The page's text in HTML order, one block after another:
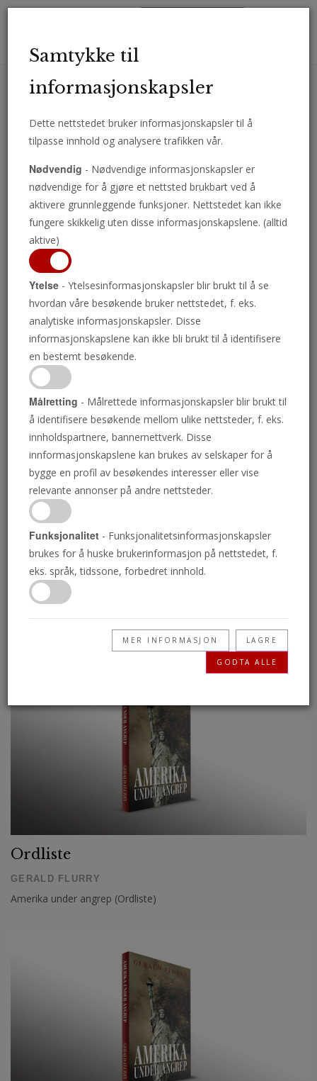
Motta viktige analyser, kommentarer og nyheter direkte på e-post.
ABONNER
Johannes Evangelium Guds kjærlighet
Johannes ble kalt han som Jesus elsket. Da Kristus var på Jorda,
tilbrakte Han sannsynligvis mer tid sammen med Johannes enn
noen av de andre apostlene-inkludert Peter. Johannes’
evangelium drøfter mange grunnleggende og dype emner som
studere dette mektige budskapet. Hvis du gjør det, vil det være
en stor hjelp til å bygge Guds glede i livet ditt.
Nyere oversettelser
Amerika under angrep (Ordliste)
Samtykke til
informasjonskapsler
Dette nettstedet bruker informasjonskapsler til å
tilpasse innhold og analysere trafikken vår.
Nødvendig - Nødvendige informasjonskapsler er
nødvendige for å gjøre et nettsted brukbart ved å
aktivere grunnleggende funksjoner. Nettstedet kan ikke
fungere skikkelig uten disse informasjonskapslene. (alltid
aktive)
Ytelse - Ytelsesinformasjonskapsler blir brukt til å se
hvordan våre besøkende bruker nettstedet, f. eks.
analytiske informasjonskapsler. Disse
informasjonskapslene kan ikke bli brukt til å identifisere
en bestemt besøkende.
Målretting - Målrettede informasjonskapsler blir brukt til
å identifisere besøkende mellom ulike nettsteder, f. eks.
innholdspartnere, bannernettverk. Disse
innformasjonskapslene kan brukes av selskaper for å
bygge en profil av besøkendes interesser eller vise
relevante annonser på andre nettsteder.
Funksjonalitet - Funksjonalitetsinformasjonskapsler
brukes for å huske brukerinformasjon på nettstedet, f.
eks. språk, tidssone, forbedret innhold.
MER INFORMASJON LAGRE
GODTA ALLE